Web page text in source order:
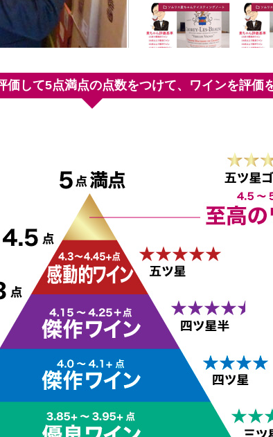
して5点満点の点数をつけて、ワインを評価